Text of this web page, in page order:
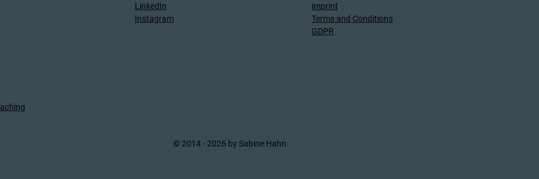
LinkedIn
Instagram
imprint
Terms and Conditions
GDPR
© 2014 - 2026 by Sabine Hahn